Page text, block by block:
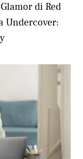
di Red
Undercover: